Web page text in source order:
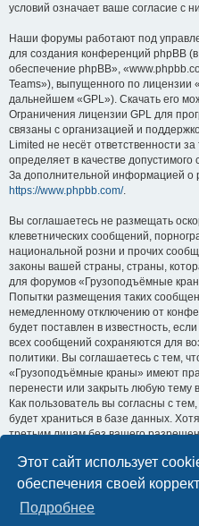
Этот сайт использует
обеспечения своей
Подробнее
условий означает ваше согласие с
Наши форумы работают под
для создания конференций phpBB
обеспечение phpBB»,
Teams»), выпущенного по лицензии «
дальнейшем «GPL»). Скачать его
Ограничения лицензии GPL для
связаны с организацией и
Limited не несёт ответственности
определяет в качестве
За дополнительной информацией о
https://www.phpbb.com/.
Вы соглашаетесь не размещать
клеветнических сообщений,
национальной розни и прочих
законы вашей страны, страны,
для форумов «Грузоподъёмные
Попытки размещения таких
немедленному отключению от
будет поставлен в известность,
всех сообщений сохраняются для
политики. Вы соглашаетесь с тем,
«Грузоподъёмные краны» имеют
перенести или закрыть любую тему
Как пользователь вы согласны с
будет храниться в базе данных.
третьим лицам без вашего
«Грузоподъёмные краны», ни
за действия хакеров, которые
доступу к ней.